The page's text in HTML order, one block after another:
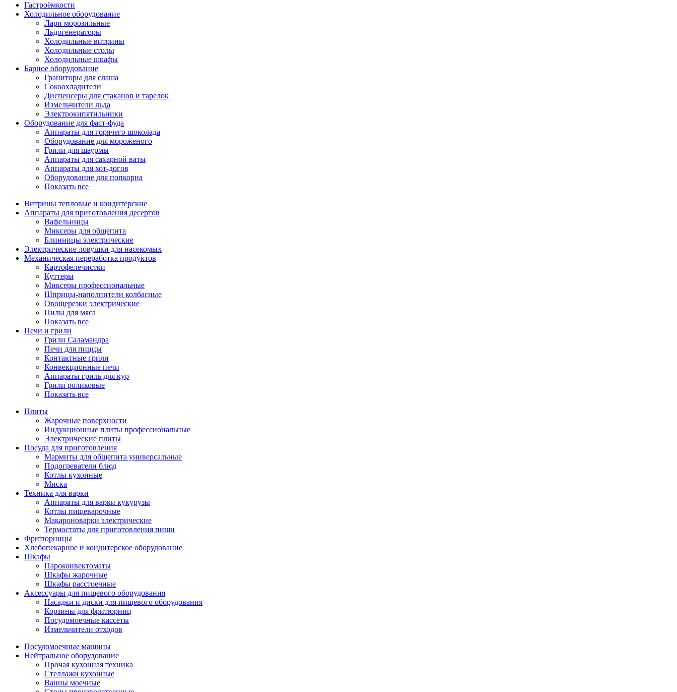
Гастроёмкости
Холодильное оборудование
Лари морозильные
Льдогенераторы
Холодильные витрины
Холодильные столы
Холодильные шкафы
Барное оборудование
Граниторы для слаша
Сокоохладители
Диспенсеры для стаканов и тарелок
Измельчители льда
Электрокипятильники
Оборудование для фаст-фуда
Аппараты для горячего шоколада
Оборудование для мороженого
Грили для шаурмы
Аппараты для сахарной ваты
Аппараты для хот-догов
Оборудование для попкорна
Показать все
Витрины тепловые и кондитерские
Аппараты для приготовления десертов
Вафельницы
Миксеры для общепита
Блинницы электрические
Электрические ловушки для насекомых
Механическая переработка продуктов
Картофелечистки
Куттеры
Миксеры профессиональные
Шприцы-наполнители колбасные
Овощерезки электрические
Пилы для мяса
Показать все
Печи и грили
Грили Саламандра
Печи для пиццы
Контактные грили
Конвекционные печи
Аппараты гриль для кур
Грили роликовые
Показать все
Плиты
Жарочные поверхности
Индукционные плиты профессиональные
Электрические плиты
Посуда для приготовления
Мармиты для общепита универсальные
Подогреватели блюд
Котлы кухонные
Миска
Техника для варки
Аппараты для варки кукурузы
Котлы пищеварочные
Макароноварки электрические
Термостаты для приготовления пищи
Фритюрницы
Хлебопекарное и кондитерское оборудование
Шкафы
Пароконвектоматы
Шкафы жарочные
Шкафы расстоечные
Аксессуары для пищевого оборудования
Насадки и диски для пищевого оборудования
Корзины для фритюрниц
Посудомоечные кассеты
Измельчители отходов
Посудомоечные машины
Нейтральное оборудование
Прочая кухонная техника
Стеллажи кухонные
Ванны моечные